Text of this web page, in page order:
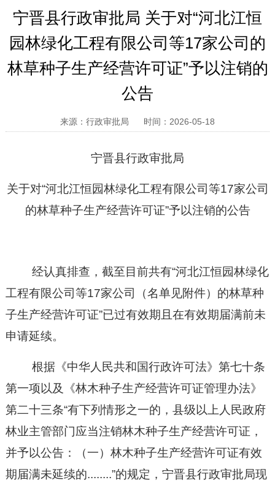
宁晋县行政审批局 关于对“河北江恒
园林绿化工程有限公司等17家公司的
林草种子生产经营许可证”予以注销的
公告
来源：行政审批局 时间：2026-05-18
宁晋县行政审批局
关于对“河北江恒园林绿化工程有限公司等17家公司
的林草种子生产经营许可证”予以注销的公告
经认真排查，截至目前共有“河北江恒园林绿化
工程有限公司等17家公司（名单见附件）的林草种
子生产经营许可证”已过有效期且在有效期届满前未
申请延续。
根据《中华人民共和国行政许可法》第七十条
第一项以及《林木种子生产经营许可证管理办法》
第二十三条“有下列情形之一的，县级以上人民政府
林业主管部门应当注销林木种子生产经营许可证，
并予以公告：（一）林木种子生产经营许可证有效
期届满未延续的........”的规定，宁晋县行政审批局现